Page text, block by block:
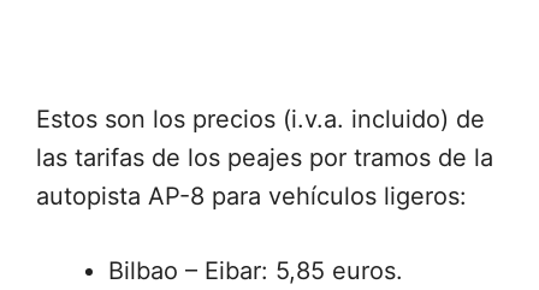
Estos son los precios (i.v.a. incluido) de
las tarifas de los peajes por tramos de la
autopista AP-8 para vehículos ligeros:
Bilbao – Eibar: 5,85 euros.